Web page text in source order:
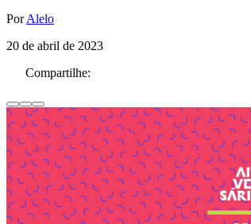
PorAlelo
20 de abril de 2023
Compartilhe: